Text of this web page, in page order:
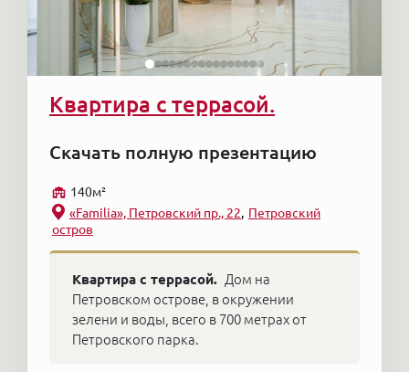
Квартира с террасой.
Скачать полную презентацию
140м²
«Familia», Петровский пр., 22
Петровский
остров
Квартира с террасой. Дом на
Петровском острове, в окружении
зелени и воды, всего в 700 метрах от
Петровского парка.